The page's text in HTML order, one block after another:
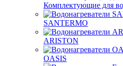
Комплектующие для
SANTERMO
ARISTON
OASIS